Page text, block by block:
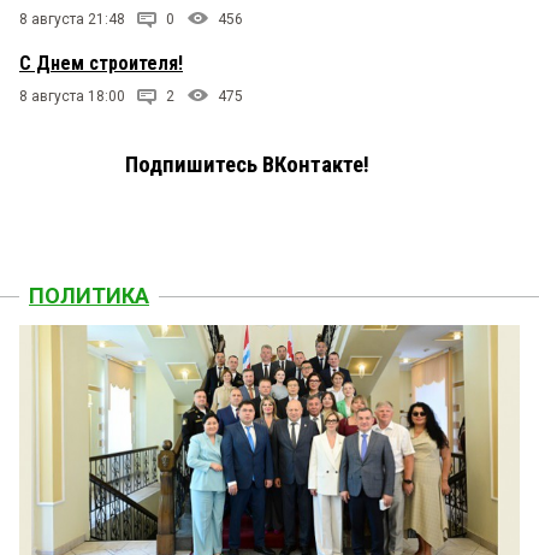
8 августа 21:48 0 456
С Днем строителя!
8 августа 18:00 2 475
Подпишитесь ВКонтакте!
ПОЛИТИКА